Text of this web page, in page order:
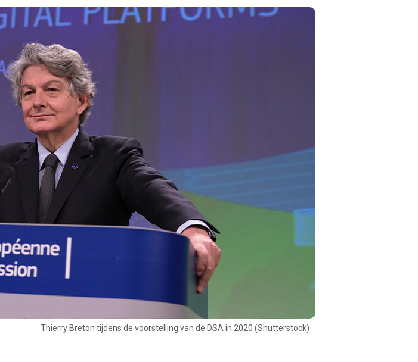
Thierry Breton tijdens de voorstelling van de DSA in 2020 (Shutterstock)